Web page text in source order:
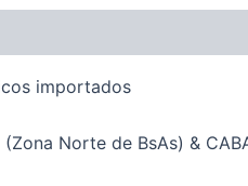
importados
Norte de BsAs) &